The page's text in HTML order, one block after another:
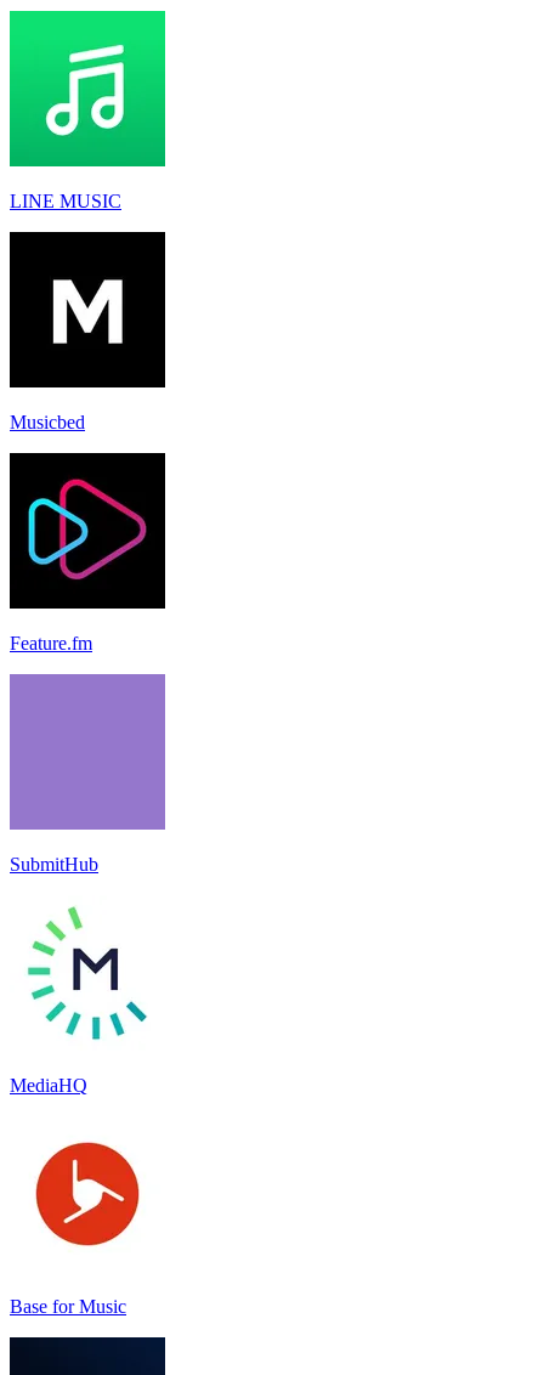
LINE MUSIC
Musicbed
Feature.fm
SubmitHub
MediaHQ
Base for Music